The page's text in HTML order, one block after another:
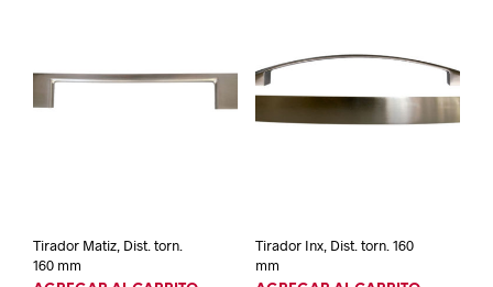
Tirador Matiz, Dist. torn.
160 mm
Tirador Inx, Dist. torn. 160
mm